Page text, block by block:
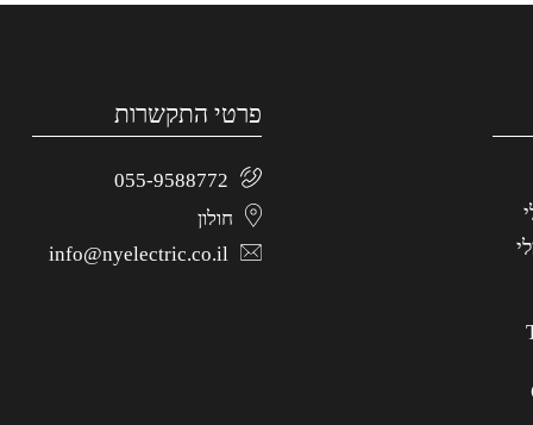
פרטי התקשרות
055-9588772
חולון
info@nyelectric.co.il